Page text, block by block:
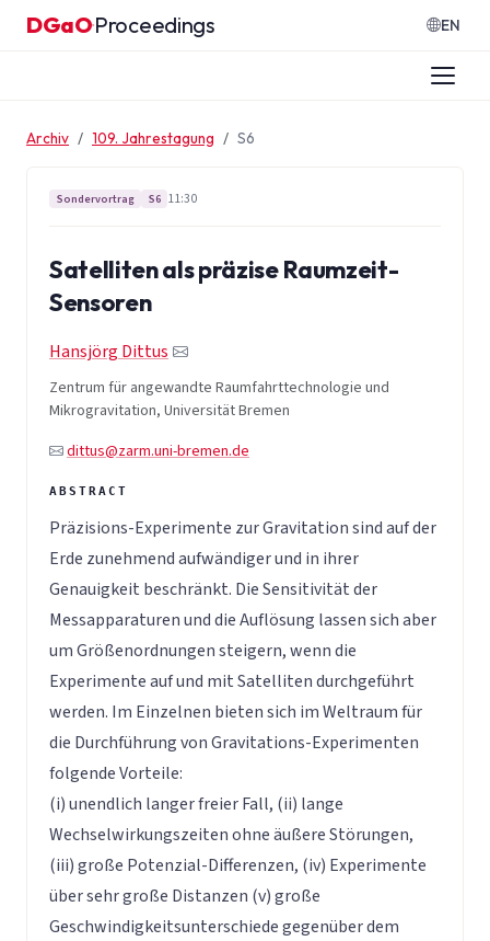
Zum Inhalt springen
DGaO·Proceedings EN
Archiv 109. Jahrestagung S6
Sondervortrag S6 11:30
Satelliten als präzise Raumzeit-
Sensoren
Hansjörg Dittus
Zentrum für angewandte Raumfahrttechnologie und
Mikrogravitation, Universität Bremen
dittus@zarm.uni-bremen.de
Präzisions-Experimente zur Gravitation sind auf der
Erde zunehmend aufwändiger und in ihrer
Genauigkeit beschränkt. Die Sensitivität der
Messapparaturen und die Auflösung lassen sich aber
um Größenordnungen steigern, wenn die
Experimente auf und mit Satelliten durchgeführt
werden. Im Einzelnen bieten sich im Weltraum für
die Durchführung von Gravitations-Experimenten
folgende Vorteile:
(i) unendlich langer freier Fall, (ii) lange
Wechselwirkungszeiten ohne äußere Störungen,
(iii) große Potenzial-Differenzen, (iv) Experimente
über sehr große Distanzen (v) große
Geschwindigkeitsunterschiede gegenüber dem